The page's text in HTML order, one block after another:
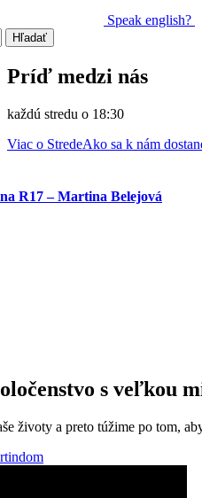
Speak english?
Príď medzi nás
každú stredu o 18:30
Viac o StredeAko sa k nám
R17 – Martina Belejová
s veľkou
životy a preto túžime po tom,